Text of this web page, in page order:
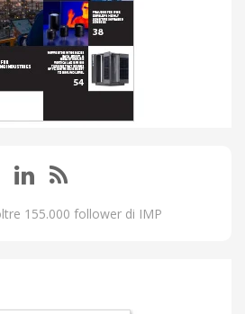
155.000 follower di IMP